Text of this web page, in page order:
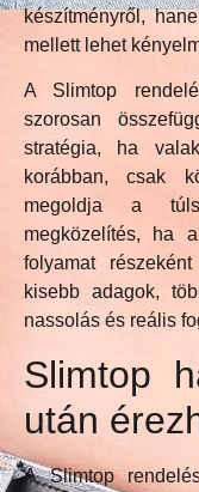
készítményről,
mellett lehet
A Slimtop
szorosan
stratégia, ha
korábban, csak
megoldja a
megközelítés, ha
folyamat
kisebb adagok,
nassolás és reális
Slimtop
után
A Slimtop